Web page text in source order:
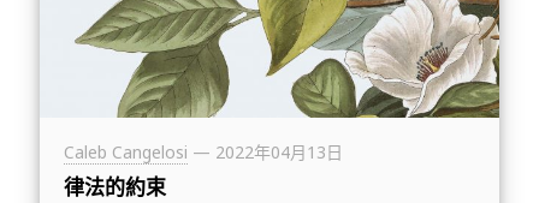
Caleb Cangelosi — 2022年04月13日
律法的約束